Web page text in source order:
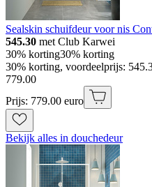
Sealskin schuifdeur voor nis
545.30 met Club Karwei
30% korting30% korting
30% korting, voordeelprijs:
779.00
Prijs: 779.00 euro
Bekijk alles in douchedeur